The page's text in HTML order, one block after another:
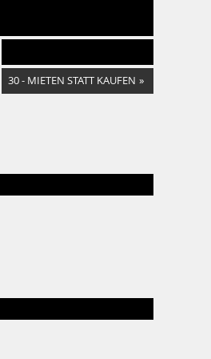
30 - MIETEN STATT KAUFEN »